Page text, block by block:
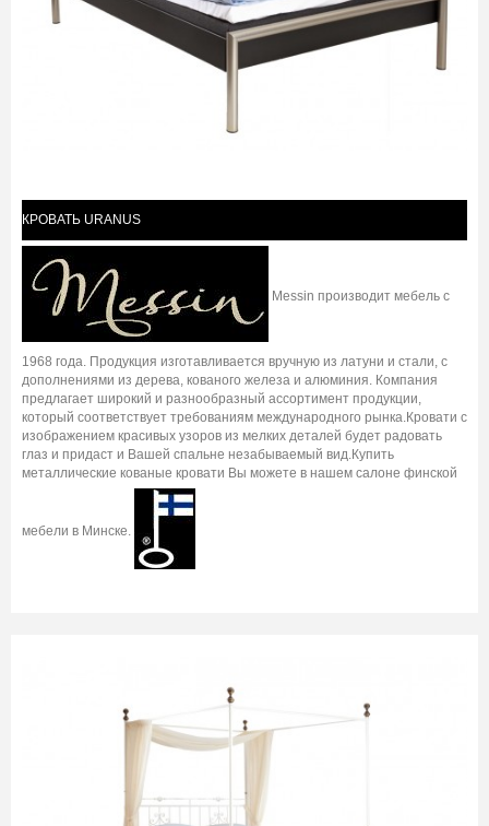
КРОВАТЬ URANUS
Messin производит мебель с
1968 года. Продукция изготавливается вручную из латуни и стали, с
дополнениями из дерева, кованого железа и алюминия. Компания
предлагает широкий и разнообразный ассортимент продукции,
который соответствует требованиям международного рынка.Кровати с
изображением красивых узоров из мелких деталей будет радовать
глаз и придаст и Вашей спальне незабываемый вид.Купить
металлические кованые кровати Вы можете в нашем салоне финской
мебели в Минске.